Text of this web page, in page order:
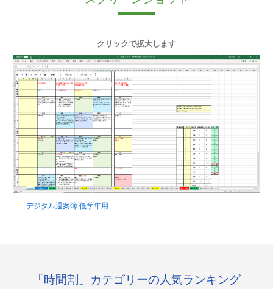
クリックで拡大します
デジタル週案簿 低学年用
「時間割」カテゴリーの人気ランキング